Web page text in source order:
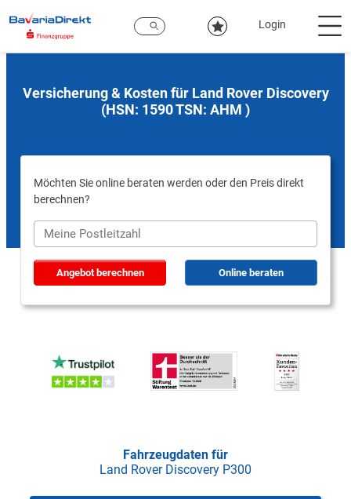
Hauptinhalt
Login
Versicherung & Kosten für Land Rover Discovery
(HSN: 1590 TSN: AHM )
Möchten Sie online beraten werden oder den Preis direkt
berechnen?
Angebot berechnen Online beraten
Fahrzeugdaten für
Land Rover Discovery P300